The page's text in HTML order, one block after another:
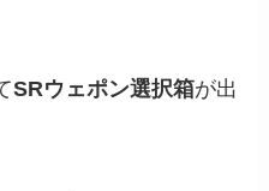
SRウェポン選択箱が出